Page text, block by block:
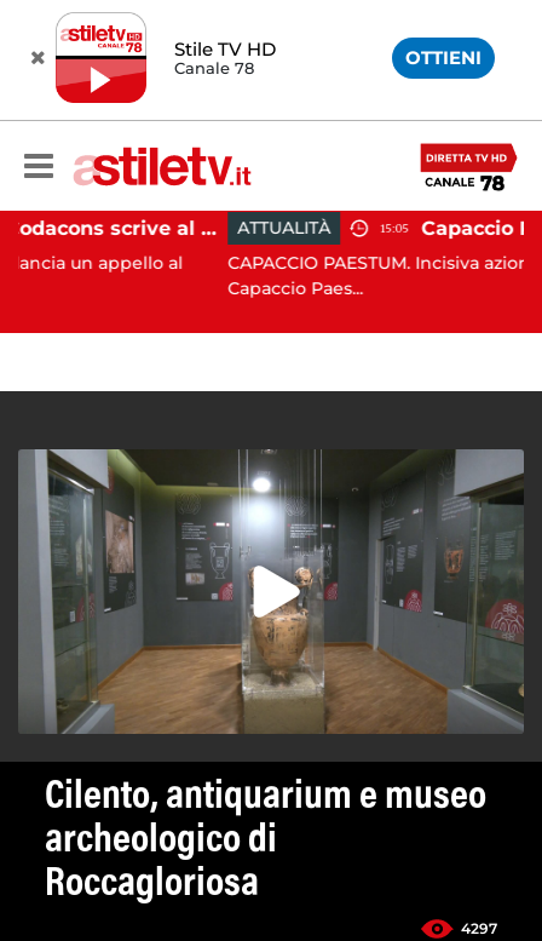
Stile TV HD
Canale 78 OTTIENI
Paestum, Codacons scrive al ministro Giuli: "Rilanciare scavi dell'Anfiteatro nell'area archeologica"
appello al
ATTUALITÀ 15:05
CAPACCIO PAESTUM. Incisiva azione del
Capaccio Paes...
Cilento, antiquarium e museo
archeologico di
Roccagloriosa
4297